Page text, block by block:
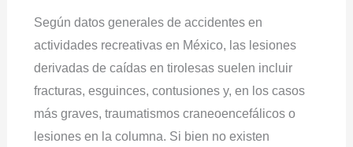
Según datos generales de accidentes en
actividades recreativas en México, las lesiones
derivadas de caídas en tirolesas suelen incluir
fracturas, esguinces, contusiones y, en los casos
más graves, traumatismos craneoencefálicos o
lesiones en la columna. Si bien no existen